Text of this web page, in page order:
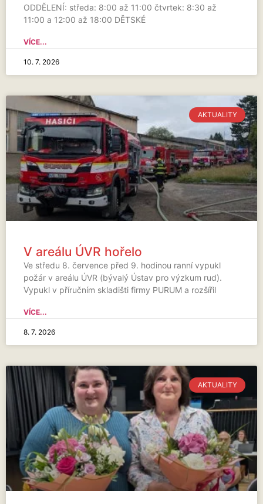
ODDĚLENÍ: středa: 8:00 až 11:00 čtvrtek: 8:30 až
11:00 a 12:00 až 18:00 DĚTSKÉ
VÍCE...
10. 7. 2026
AKTUALITY
V areálu ÚVR hořelo
Ve středu 8. července před 9. hodinou ranní vypukl
požár v areálu ÚVR (bývalý Ústav pro výzkum rud).
Vypukl v příručním skladišti firmy PURUM a rozšířil
VÍCE...
8. 7. 2026
AKTUALITY